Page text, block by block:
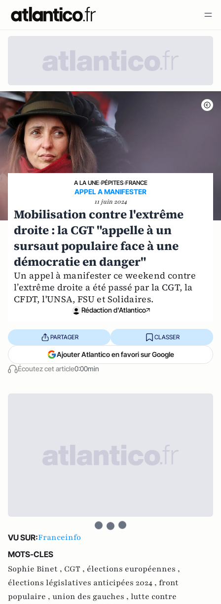
A LA UNE›PÉPITES›FRANCE
APPEL A MANIFESTER
11 juin 2024
Mobilisation contre l'extrême
droite : la CGT "appelle à un
sursaut populaire face à une
démocratie en danger"
Un appel à manifester ce weekend contre
l’extrême droite a été passé par la CGT, la
CFDT, l'UNSA, FSU et Solidaires.
Rédaction d'Atlantico
Écoutez cet article0:00min
PARTAGER CLASSER
Ajouter Atlantico en favori sur Google
VU SUR:Franceinfo
MOTS-CLES
Sophie Binet , CGT , élections européennes ,
élections législatives anticipées 2024 , front
populaire , union des gauches , lutte contre